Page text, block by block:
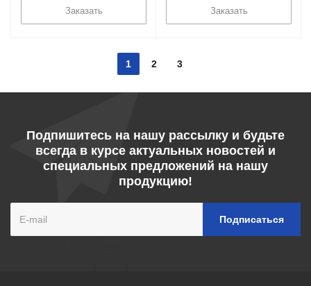
Заказать Заказать
1 2 3
Подпишитесь на нашу рассылку и будьте
всегда в курсе актуальных новостей и
специальных предложений на нашу
продукцию!